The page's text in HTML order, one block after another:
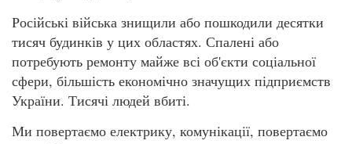
Російські війська знищили або пошкодили десятки
тисяч будинків у цих областях. Спалені або
потребують ремонту майже всі об'єкти соціальної
сфери, більшість економічно значущих підприємств
України. Тисячі людей вбиті.
Ми повертаємо електрику, комунікації, повертаємо